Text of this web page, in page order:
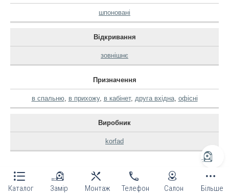
Каталог Замір Монтаж Телефон Салон Більше
шпоновані
Відкривання
зовнішнє
Призначення
в спальню, в прихожу, в кабінет, друга вхідна, офісні
Виробник
korfad
Відгуки (1)